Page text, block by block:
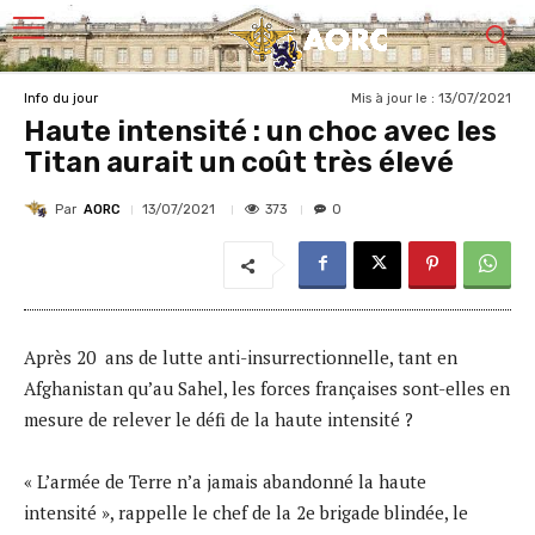
Info du jour Mis à jour le : 13/07/2021
Haute intensité : un choc avec les
Titan aurait un coût très élevé
Par AORC 13/07/2021 373 0
Après 20 ans de lutte anti-insurrectionnelle, tant en
Afghanistan qu’au Sahel, les forces françaises sont-elles en
mesure de relever le défi de la haute intensité ?
« L’armée de Terre n’a jamais abandonné la haute
intensité », rappelle le chef de la 2e brigade blindée, le